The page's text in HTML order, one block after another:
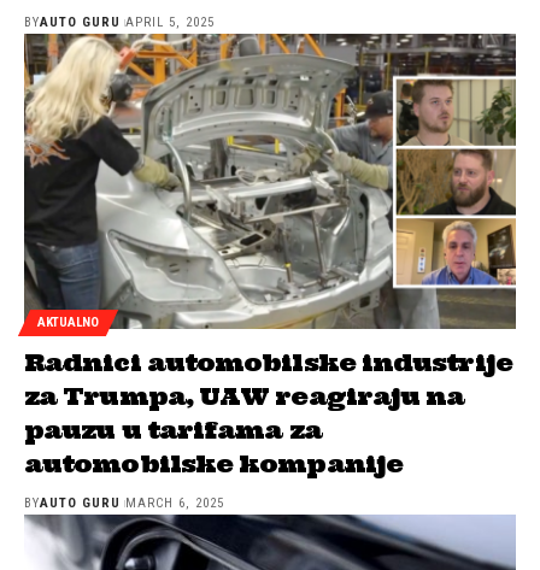
BYAUTO GURU APRIL 5, 2025
AKTUALNO
Radnici automobilske industrije
za Trumpa, UAW reagiraju na
pauzu u tarifama za
automobilske kompanije
BYAUTO GURU MARCH 6, 2025